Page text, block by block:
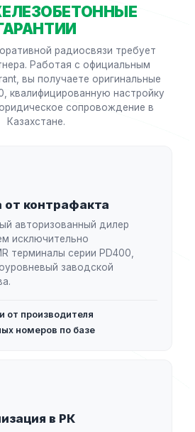
ГАРАНТИИ
радиосвязи требует
Работая с официальным
вы получаете оригинальные
квалифицированную настройку
сопровождение в
Казахстане.
от контрафакта
авторизованный дилер
исключительно
терминалы серии PD400,
заводской
от производителя
номеров по базе
в РК